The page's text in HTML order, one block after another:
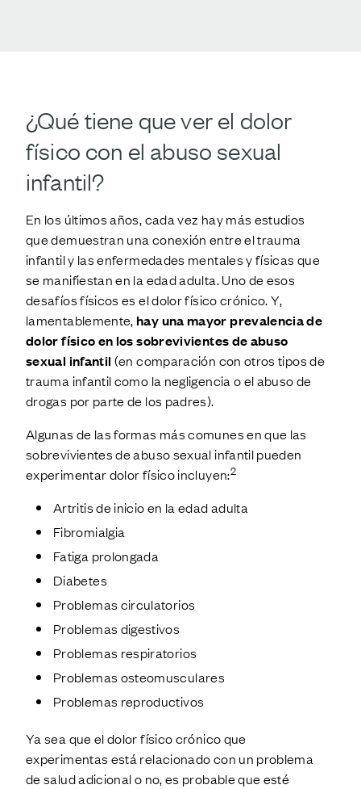
¿Qué tiene que ver el dolor
físico con el abuso sexual
infantil?
En los últimos años, cada vez hay más estudios
que demuestran una conexión entre el trauma
infantil y las enfermedades mentales y físicas que
se manifiestan en la edad adulta. Uno de esos
desafíos físicos es el dolor físico crónico. Y,
lamentablemente, hay una mayor prevalencia de
dolor físico en los sobrevivientes de abuso
sexual infantil (en comparación con otros tipos de
trauma infantil como la negligencia o el abuso de
drogas por parte de los padres).
Algunas de las formas más comunes en que las
sobrevivientes de abuso sexual infantil pueden
experimentar dolor físico incluyen:2
Artritis de inicio en la edad adulta
Fibromialgia
Fatiga prolongada
Diabetes
Problemas circulatorios
Problemas digestivos
Problemas respiratorios
Problemas osteomusculares
Problemas reproductivos
Ya sea que el dolor físico crónico que
experimentas está relacionado con un problema
de salud adicional o no, es probable que esté